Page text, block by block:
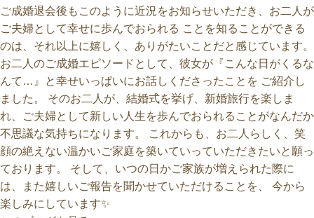
ご成婚退会後もこのように近況をお知らせいただき、お二人が
ご夫婦として幸せに歩んでおられる ことを知ることができる
のは、それ以上に嬉しく、ありがたいことだと感じています。
お二人のご成婚エピソードとして、彼女が『こんな日がくるな
んて…』と幸せいっぱいにお話しくださったことを ご紹介し
ました。 そのお二人が、結婚式を挙げ、新婚旅行を楽しま
れ、ご夫婦として新しい人生を歩んでおられることがなんだか
不思議な気持ちになります。 これからも、お二人らしく、笑
顔の絶えない温かいご家庭を築いていっていただきたいと願っ
ております。 そして、いつの日かご家族が増えられた際に
は、また嬉しいご報告を聞かせていただけることを、 今から
楽しみにしています✨